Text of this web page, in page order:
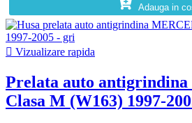
Adauga in
 Vizualizare rapida
Prelata auto
Clasa M (W163) 1997-